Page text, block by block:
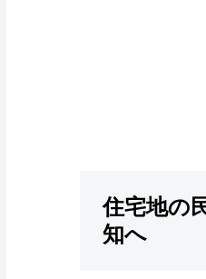
住宅地の
知へ